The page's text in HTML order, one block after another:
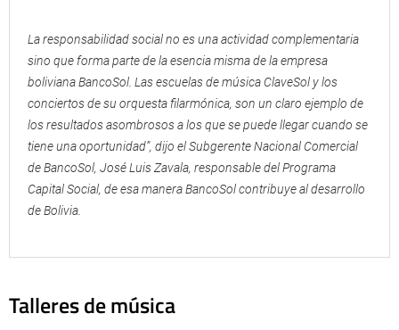
La responsabilidad social no es una actividad complementaria
sino que forma parte de la esencia misma de la empresa
boliviana BancoSol. Las escuelas de música ClaveSol y los
conciertos de su orquesta filarmónica, son un claro ejemplo de
los resultados asombrosos a los que se puede llegar cuando se
tiene una oportunidad”, dijo el Subgerente Nacional Comercial
de BancoSol, José Luis Zavala, responsable del Programa
Capital Social, de esa manera BancoSol contribuye al desarrollo
de Bolivia.
Talleres de música